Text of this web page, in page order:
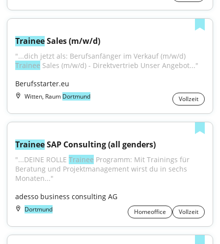
Trainee Sales (m/w/d)
Trainee Sales (m/w/d) - Direktvertrieb Unser Angebot..."
Berufsstarter.eu
Witten, Raum Dortmund Vollzeit
Trainee SAP Consulting (all genders)
"...DEINE ROLLE Trainee Programm: Mit Trainings für
Beratung und Projektmanagement wirst du in sechs
Monaten..."
adesso business consulting AG
Dortmund Homeoffice Vollzeit